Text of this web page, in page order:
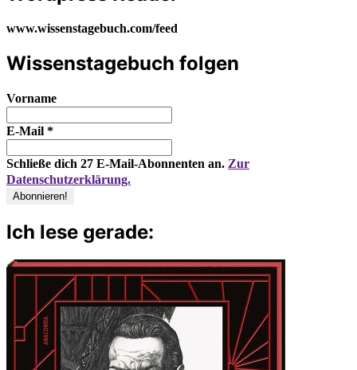
www.wissenstagebuch.com/feed
Wissenstagebuch folgen
Vorname
E-Mail *
Schließe dich 27 E-Mail-Abonnenten an. Zur
Datenschutzerklärung.
Ich lese gerade: